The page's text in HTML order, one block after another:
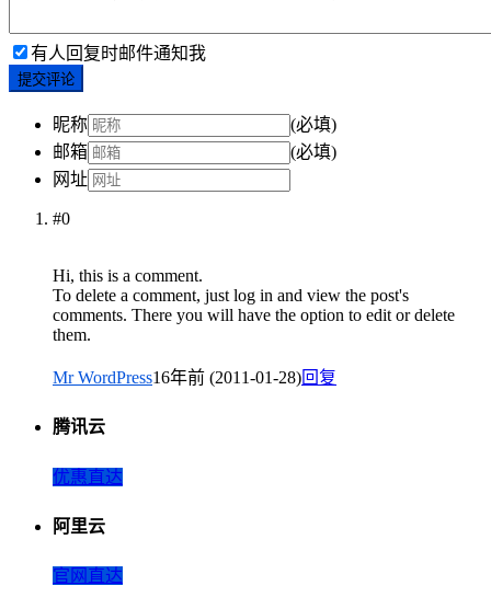
有人回复时邮件通知我
提交评论
昵称
(必填)
邮箱
(必填)
网址
#0
Hi, this is a comment.
To delete a comment, just log in and view the post's
comments. There you will have the option to edit or delete
them.
Mr WordPress16年前 (2011-01-28)回复
腾讯云
优惠直达
阿里云
官网直达